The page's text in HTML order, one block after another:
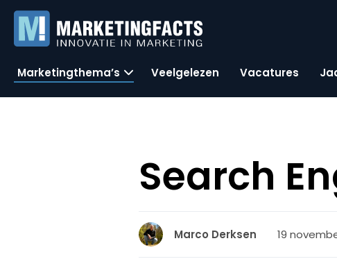
Marketingthema’s Veelgelezen Vacatures
Search
Marco Derksen 19